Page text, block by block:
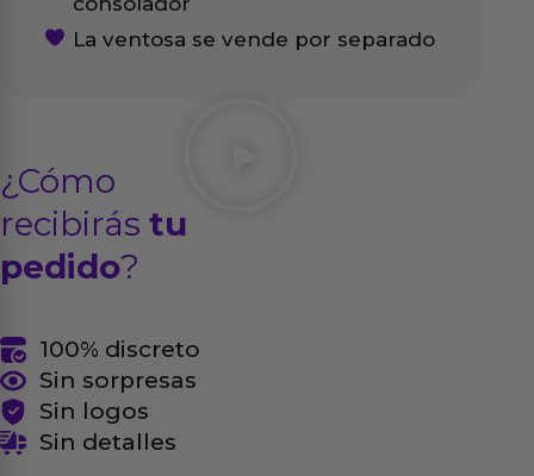
La ventosa se vende por separado
¿Cómo
recibirás tu
pedido?
100% discreto
Sin sorpresas
Sin logos
Sin detalles